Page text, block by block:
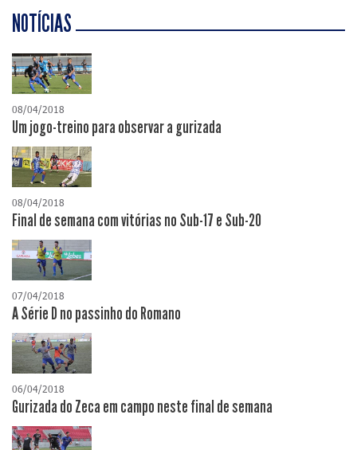
NOTÍCIAS
08/04/2018
Um jogo-treino para observar a gurizada
08/04/2018
Final de semana com vitórias no Sub-17 e Sub-20
07/04/2018
A Série D no passinho do Romano
06/04/2018
Gurizada do Zeca em campo neste final de semana